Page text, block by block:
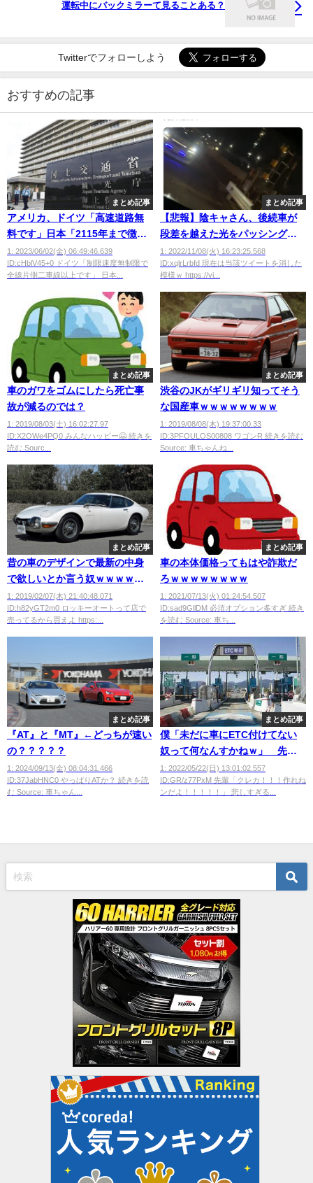
運転中にバックミラーて見ることある？
Twitterでフォローしよう
おすすめの記事
まとめ記事
アメリカ、ドイツ「高速道路無
料です」日本「2115年まで徴収
しまーす」←これｗｗｗｗｗ
1: 2023/06/02(金) 06:49:46.639
ID:cHblV45+0 ドイツ「制限速度無制限で
全線片側二車線以上です」 日本...
まとめ記事
【悲報】陰キャさん、後続車が
段差を越えた光をパッシングと
勘違いしあおり運転を開始して
しまうｗｗｗｗｗｗｗｗ
1: 2022/11/08(火) 16:23:25.568
ID:xqlrLrbfd 現在は当該ツイートを消した
模様ｗ https://vi...
まとめ記事
車のガワをゴムにしたら死亡事
故が減るのでは？
1: 2019/08/03(土) 16:02:27.97
ID:X2OWe4PQ0 みんなハッピー🤗 続きを
読む Sourc...
まとめ記事
渋谷のJKがギリギリ知ってそう
な国産車ｗｗｗｗｗｗｗｗ
1: 2019/08/08(木) 19:37:00.33
ID:3PFOULOS00808 ワゴンR 続きを読む
Source: 車ちゃんね...
まとめ記事
昔の車のデザインで最新の中身
で欲しいとか言う奴ｗｗｗｗｗ
ｗｗ
1: 2019/02/07(木) 21:40:48.071
ID:h82yGT2m0 ロッキーオートって店で
売ってるから買えよ https:...
まとめ記事
車の本体価格ってもはや詐欺だ
ろｗｗｗｗｗｗｗｗ
1: 2021/07/13(火) 01:24:54.507
ID:sad9GllDM 必須オプション多すぎ 続き
を読む Source: 車ち...
まとめ記事
『AT』と『MT』←どっちが速い
の？？？？？
1: 2024/09/13(金) 08:04:31.466
ID:37JabHNC0 やっぱりATか？ 続きを読
む Source: 車ちゃん...
まとめ記事
僕「未だに車にETC付けてない
奴って何なんすかねｗ」 先輩
「…ンだよ」 僕「え？」
1: 2022/05/22(日) 13:01:02.557
ID:GR/z77PxM 先輩「クレカ！！！作れね
ンだよ！！！！！」 悲しすぎる...